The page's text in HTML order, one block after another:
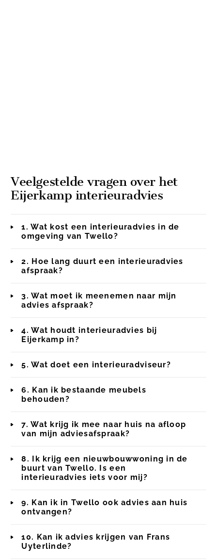
Veelgestelde vragen over het
Eijerkamp interieuradvies
1. Wat kost een interieuradvies in de
omgeving van Twello?
2. Hoe lang duurt een interieuradvies
afspraak?
3. Wat moet ik meenemen naar mijn
advies afspraak?
4. Wat houdt interieuradvies bij
Eijerkamp in?
5. Wat doet een interieuradviseur?
6. Kan ik bestaande meubels
behouden?
7. Wat krijg ik mee naar huis na afloop
van mijn adviesafspraak?
8. Ik krijg een nieuwbouwwoning in de
buurt van Twello. Is een
interieuradvies iets voor mij?
9. Kan ik in Twello ook advies aan huis
ontvangen?
10. Kan ik advies krijgen van Frans
Uyterlinde?